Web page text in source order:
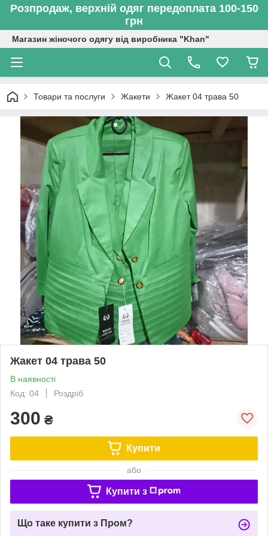
Розпродаж, верхній одяг передоплата 100-150
грн
Магазин жіночого одягу від виробника "Khan"
Товари та послуги Жакети Жакет 04 трава 50
Жакет 04 трава 50
В наявності
Код: 04
Роздріб
300 ₴
Купити
або
Купити з
Що таке купити з Пром?